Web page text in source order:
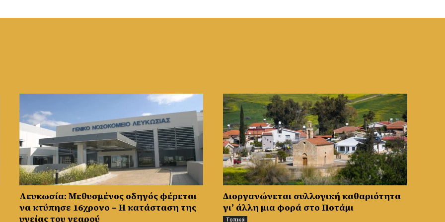
Λευκωσία: Μεθυσμένος οδηγός φέρεται
να κτύπησε 16χρονο – Η κατάσταση της
υγείας του νεαρού
Διοργανώνεται συλλογική καθαριότητα
γι’ άλλη μια φορά στο Ποτάμι
Τοπικά